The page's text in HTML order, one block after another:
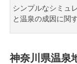
シンプルなシミュ
と温泉の成因に関
神奈川県温泉